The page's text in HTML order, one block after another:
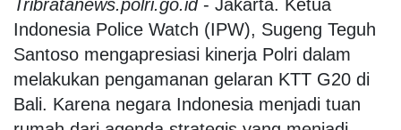
Tribratanews.polri.go.id- Jakarta. Ketua
Indonesia Police Watch (IPW), Sugeng Teguh
Santoso mengapresiasi kinerja Polri dalam
melakukan pengamanan gelaran KTT G20 di
Bali. Karena negara Indonesia menjadi tuan